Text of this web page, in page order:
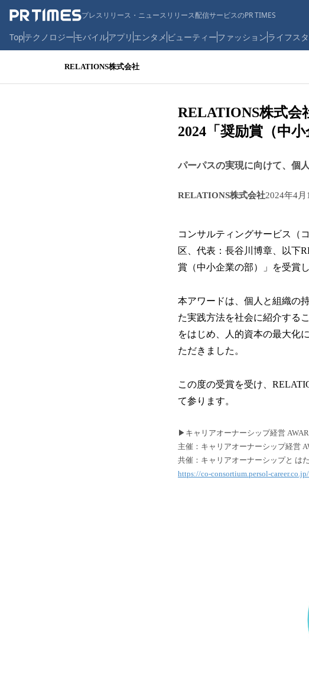
プレスリリース・ニュースリリース配信サービスのPR TIMES
Topテクノロジーモバイルアプリ エンタメ ビューティーファッションライフス
RELATIONS株式会社
RELATIONS株式会
2024「奨励賞（中
パーパスの実現に向けて、個
RELATIONS株式会社2024年4
コンサルティングサービス（
区、代表：長谷川博章、以下
賞（中小企業の部）」を受賞
本アワードは、個人と組織の
た実践方法を社会に紹介する
をはじめ、人的資本の最大化
ただきました。
この度の受賞を受け、
て参ります。
▶キャリアオーナーシップ経営
主催：キャリアオーナーシップ経営
共催：キャリアオーナーシップと は
https://co-consortium.persol-